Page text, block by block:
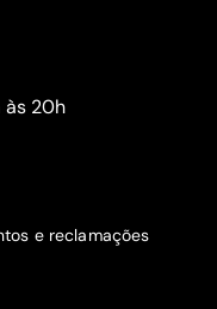
20h
e reclamações